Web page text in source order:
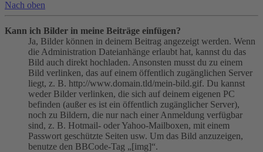
Nach oben
Kann ich Bilder in meine Beiträge einfügen?
Ja, Bilder können in deinem Beitrag angezeigt werden. Wenn
die Administration Dateianhänge erlaubt hat, kannst du das
Bild auch direkt hochladen. Ansonsten musst du zu einem
Bild verlinken, das auf einem öffentlich zugänglichen Server
liegt, z. B. http://www.domain.tld/mein-bild.gif. Du kannst
weder Bilder verlinken, die sich auf deinem eigenen PC
befinden (außer es ist ein öffentlich zugänglicher Server),
noch zu Bildern, die nur nach einer Anmeldung verfügbar
sind, z. B. Hotmail- oder Yahoo-Mailboxen, mit einem
Passwort geschützte Seiten usw. Um das Bild anzuzeigen,
benutze den BBCode-Tag „[img]“.